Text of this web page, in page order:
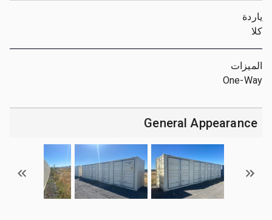
ياردة
كلا
الميزات
One-Way
General Appearance